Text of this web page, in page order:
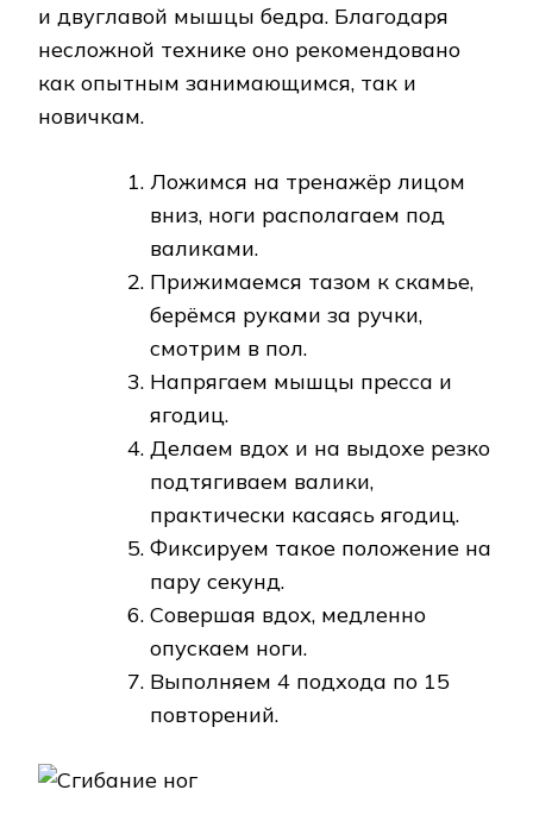
и двуглавой мышцы бедра. Благодаря
несложной технике оно рекомендовано
как опытным занимающимся, так и
новичкам.
Ложимся на тренажёр лицом
вниз, ноги располагаем под
валиками.
Прижимаемся тазом к скамье,
берёмся руками за ручки,
смотрим в пол.
Напрягаем мышцы пресса и
ягодиц.
Делаем вдох и на выдохе резко
подтягиваем валики,
практически касаясь ягодиц.
Фиксируем такое положение на
пару секунд.
Совершая вдох, медленно
опускаем ноги.
Выполняем 4 подхода по 15
повторений.